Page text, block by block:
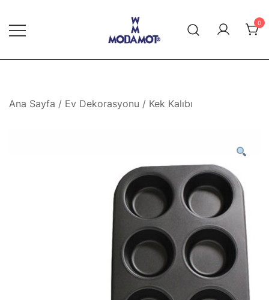
content
Modamot E-Ticaret
0
Ana Sayfa / Ev Dekorasyonu / Kek Kalıbı